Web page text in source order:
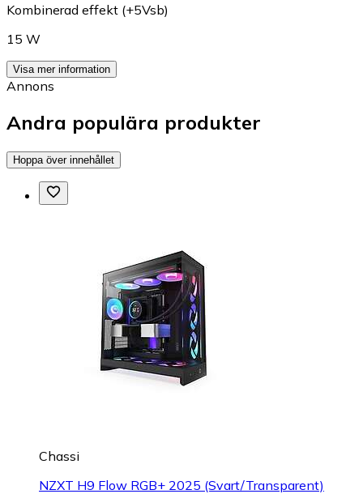
Kombinerad effekt (+5Vsb)
15 W
Visa mer information
Annons
Andra populära produkter
Hoppa över innehållet
Chassi
NZXT H9 Flow RGB+ 2025 (Svart/Transparent)